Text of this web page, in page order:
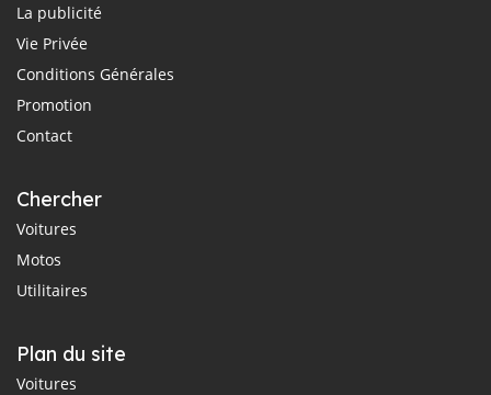
La publicité
Vie Privée
Conditions Générales
Promotion
Contact
Chercher
Voitures
Motos
Utilitaires
Plan du site
Voitures